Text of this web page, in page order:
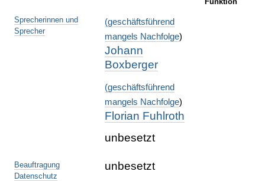
Sprecherinnen und
Sprecher
(geschäftsführend
mangels Nachfolge)
Johann
Boxberger
(geschäftsführend
mangels Nachfolge)
Florian Fuhlroth
unbesetzt
Beauftragung
Datenschutz
unbesetzt